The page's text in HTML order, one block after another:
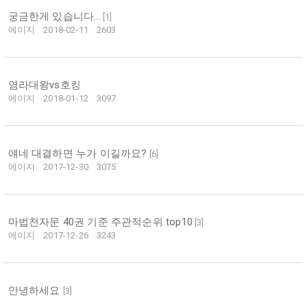
궁금한게 있습니다... 1
에이지
2018-02-11 2603
염라대왕vs호킹
에이지 2018-01-12 3097
얘네 대결하면 누가 이길까요? 6
에이지
2017-12-30 3075
마법천자문 40권 기준 주관적순위 top10 [3
에이지
2017-12-26 3243
안녕하세요 3